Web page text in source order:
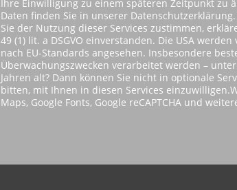
Ihre Einwilligung zu einem späteren Zeitpunkt zu
Daten finden Sie in unserer
Sie der Nutzung dieser Services zustimmen,
49 (1) lit. a DSGVO einverstanden. Die USA
nach EU-Standards angesehen. Insbesondere
Überwachungszwecken verarbeitet werden –
Jahren alt? Dann können Sie nicht in optionale
bitten, mit Ihnen in diesen Services
Maps, Google Fonts, Google reCAPTCHA und